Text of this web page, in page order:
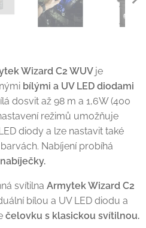
Wizard C2 WUV je
bílými a UV LED diodami
dosvit až 98 m a 1,6W (400
režimů umožňuje
diody a lze nastavit také
Nabíjení probíhá
svítilna Armytek Wizard C2
bílou a UV LED diodu a
čelovku s klasickou svítilnou.